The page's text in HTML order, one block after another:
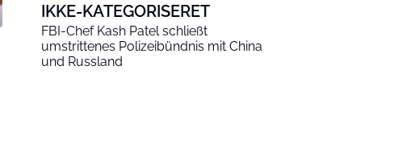
IKKE-KATEGORISERET
FBI-Chef Kash Patel schließt
umstrittenes Polizeibündnis mit China
und Russland